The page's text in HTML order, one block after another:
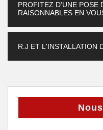
PROFITEZ D’UNE POSE
RAISONNABLES EN
R.J ET L'INSTALLATION